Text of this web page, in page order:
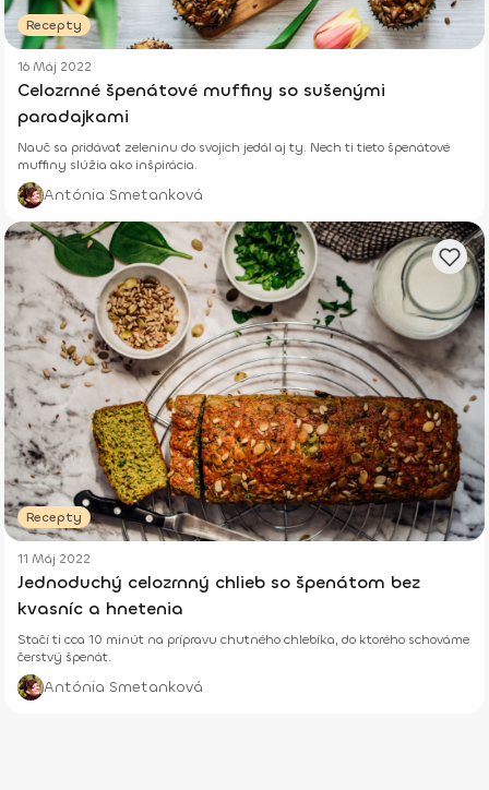
Recepty
16 Máj 2022
Celozrnné špenátové muffiny so sušenými
paradajkami
Nauč sa pridávať zeleninu do svojich jedál aj ty. Nech ti tieto špenátové
muffiny slúžia ako inšpirácia.
Antónia Smetanková
Recepty
11 Máj 2022
Jednoduchý celozrnný chlieb so špenátom bez
kvasníc a hnetenia
Stačí ti cca 10 minút na prípravu chutného chlebíka, do ktorého schováme
čerstvý špenát.
Antónia Smetanková